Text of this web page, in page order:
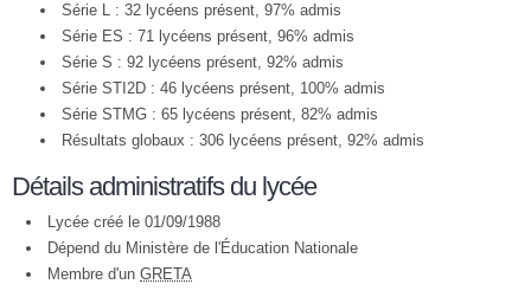
Série L : 32 lycéens présent, 97% admis
Série ES : 71 lycéens présent, 96% admis
Série S : 92 lycéens présent, 92% admis
Série STI2D : 46 lycéens présent, 100% admis
Série STMG : 65 lycéens présent, 82% admis
Résultats globaux : 306 lycéens présent, 92% admis
Détails administratifs du lycée
Lycée créé le 01/09/1988
Dépend du Ministère de l'Éducation Nationale
Membre d'un GRETA